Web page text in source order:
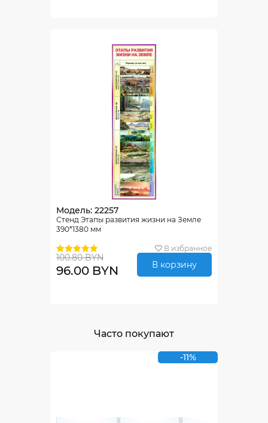
Модель: 22257
Стенд Этапы развития жизни на Земле
390*1380 мм
В избранное
100.80 BYN
96.00 BYN В корзину
Часто покупают
-11%